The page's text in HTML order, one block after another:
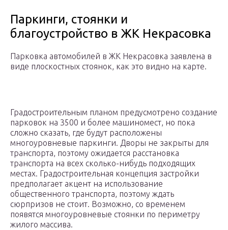
Паркинги, стоянки и
благоустройство в ЖК Некрасовка
Парковка автомобилей в ЖК Некрасовка заявлена в
виде плоскостных стоянок, как это видно на карте.
Градостроительным планом предусмотрено создание
парковок на 3500 и более машиномест, но пока
сложно сказать, где будут расположены
многоуровневые паркинги. Дворы не закрыты для
транспорта, поэтому ожидается расстановка
транспорта на всех сколько-нибудь подходящих
местах. Градостроительная концепция застройки
предполагает акцент на использование
общественного транспорта, поэтому ждать
сюрпризов не стоит. Возможно, со временем
появятся многоуровневые стоянки по периметру
жилого массива.